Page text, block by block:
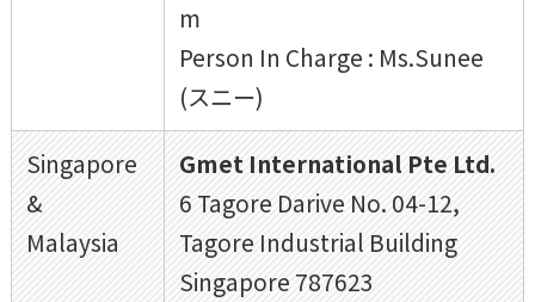
m
Person In Charge : Ms.Sunee
(スニー)
Singapore
&
Malaysia
Gmet International Pte Ltd.
6 Tagore Darive No. 04-12,
Tagore Industrial Building
Singapore 787623